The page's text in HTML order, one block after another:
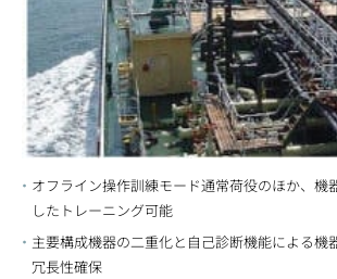
オフライン操作訓練モード通常荷役のほか、機
したトレーニング可能
主要構成機器の二重化と自己診断機能による機
冗長性確保